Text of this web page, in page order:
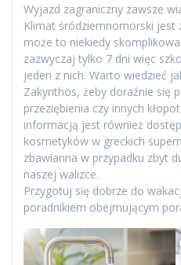
Wyjazd zagraniczny zawsze
Klimat śródziemnomorski jest
może to niekiedy
zazwyczaj tylko 7 dni więc
jeden z nich. Warto wiedzieć
Zakynthos, żeby doraźnie się
przeziębienia czy innych
informacją jest również
kosmetyków w greckich
zbawianna w przypadku zbyt
naszej walizce.
Przygotuj się dobrze do
poradnikiem obejmującym